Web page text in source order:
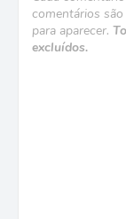
comentários
para aparecer.
excluídos.